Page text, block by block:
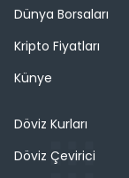
Dünya Borsaları
Kripto Fiyatları
Künye
Döviz Kurları
Döviz Çevirici